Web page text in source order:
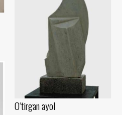
O‘tirgan ayol